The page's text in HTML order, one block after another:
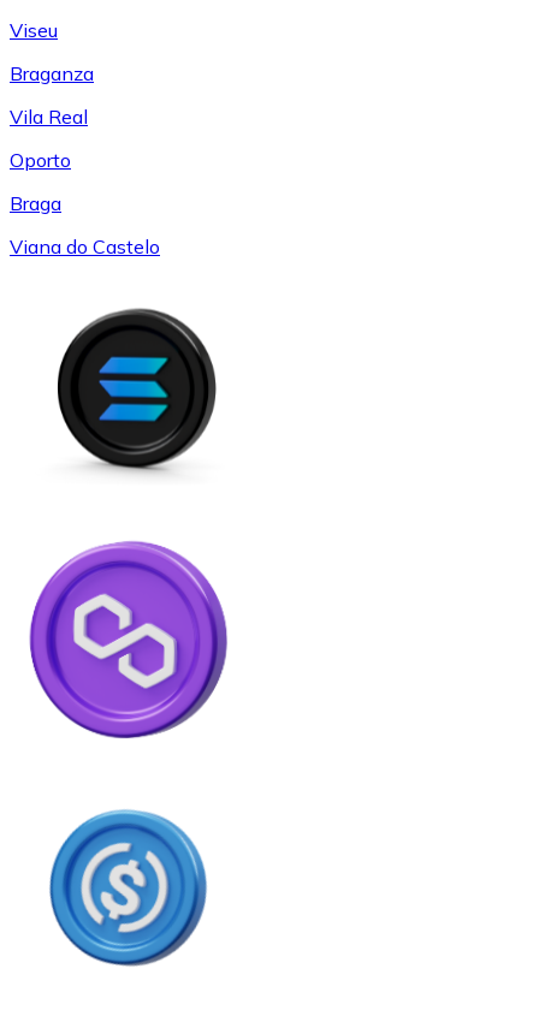
Viseu
Braganza
Vila Real
Oporto
Braga
Viana do Castelo